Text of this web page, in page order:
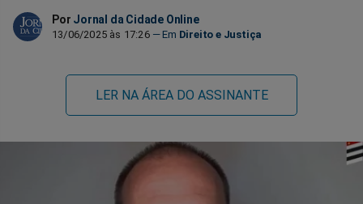
Por Jornal da Cidade Online
13/06/2025 às 17:26 Direito e Justiça
LER NA ÁREA DO ASSINANTE